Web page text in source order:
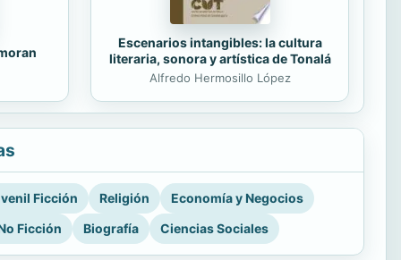
Escenarios intangibles: la cultura
literaria, sonora y artística de Tonalá
Alfredo Hermosillo López
Ficción Religión
Economía y Negocios
Ficción
Biografía Ciencias Sociales